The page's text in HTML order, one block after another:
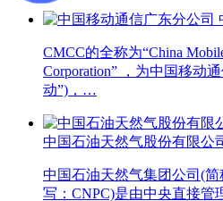
CMCC的全称为“China
Corporation” ，为中国移动
动”)，…
中国石油天然气股份有限公
中国石油天然气集团公司(
写：CNPC)是由中央直接管